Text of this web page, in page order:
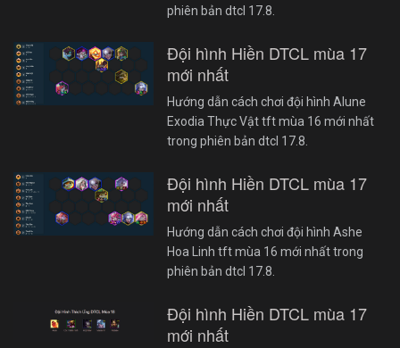
phiên bản dtcl 17.8.
Đội hình Hiền DTCL mùa 17
mới nhất
Hướng dẫn cách chơi đội hình Alune
Exodia Thực Vật tft mùa 16 mới nhất
trong phiên bản dtcl 17.8.
Đội hình Hiền DTCL mùa 17
mới nhất
Hướng dẫn cách chơi đội hình Ashe
Hoa Linh tft mùa 16 mới nhất trong
phiên bản dtcl 17.8.
Đội hình Hiền DTCL mùa 17
mới nhất